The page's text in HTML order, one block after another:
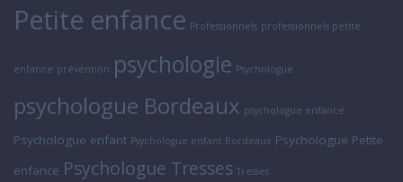
Petite enfance Professionnels professionnels petite
enfance prévention psychologie Psychologue
psychologue Bordeaux psychologue enfance
Psychologue enfant Psychologue enfant Bordeaux Psychologue Petite
enfance Psychologue Tresses Tresses